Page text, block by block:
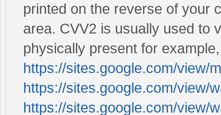
printed on the reverse of your
area. CVV2 is usually used to
physically present for
https://sites.google.com/view/
https://sites.google.com/view/
https://sites.google.com/view/